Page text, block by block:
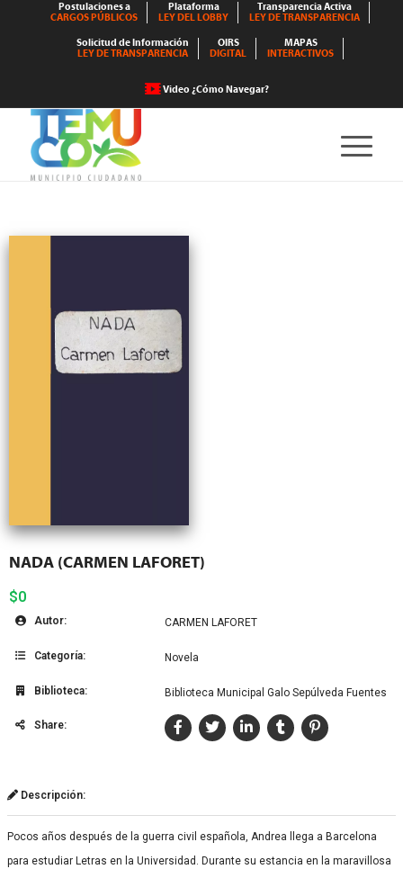
Postulaciones a
CARGOS PÚBLICOS
Plataforma
LEY DEL LOBBY
Transparencia Activa
LEY DE TRANSPARENCIA
Solicitud de Información
LEY DE TRANSPARENCIA
OIRS
DIGITAL
MAPAS
INTERACTIVOS
Video ¿Cómo Navegar?
NADA (CARMEN LAFORET)
$0
Autor: CARMEN LAFORET
Categoría: Novela
Biblioteca: Biblioteca Municipal Galo Sepúlveda Fuentes
Share:
Descripción:
Pocos años después de la guerra civil española, Andrea llega a Barcelona
para estudiar Letras en la Universidad. Durante su estancia en la maravillosa